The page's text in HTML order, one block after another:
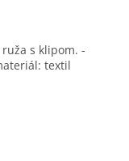
s klipom. -
textil